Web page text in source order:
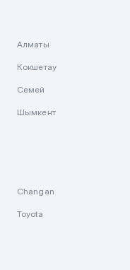
Алматы
Кокшетау
Семей
Шымкент
Changan
Toyota